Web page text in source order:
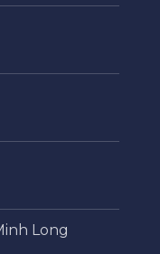
Long